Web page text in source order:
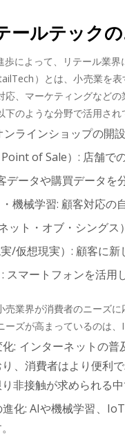
ールテック
によって、リテール業
）とは、小売業を
応、マーケティングなど
下のような分野で活用され
ンラインショップの開
of Sale）: 店舗で
データや購買データ
機械学習: 顧客対応の
ット・オブ・シング
/仮想現実）: 顧客に
スマートフォンを活用
売業界が消費者のニーズ
ーズが高まっているのは
: インターネットの
、消費者はより便利
非接触が求められる
化: AIや機械学習、